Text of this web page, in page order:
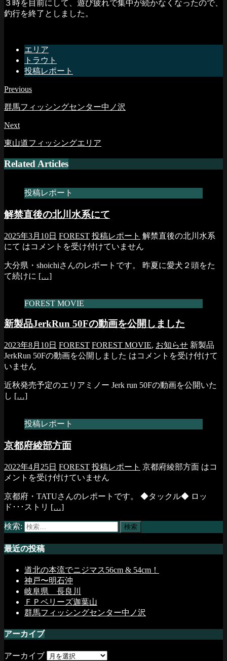
３時を目前にして、遊び疲れで集中が続かなくなったので、
釣行を終了としました。
エリア
トラウト
投稿レポート
Previous
群馬フィッシングセンター中ノ沢
Next
東山道フィッシングエリア
Related Articles
投稿レポート
解禁直後の北川水系にて
2025年3月10日 FOREST 投稿レポート 解禁直後の北川水系
にて はコメントを受け付けていません
大分県・shoichiさんのレポートです。 昨夏に愛犬２頭をた
て続けに […]
FOREST MOVIE
新製品JerkRun 50Fの動画を公開しました
2023年8月10日 FOREST FOREST MOVIE, お知らせ 新製品
JerkRun 50Fの動画を公開しました はコメントを受け付けて
いません
近秋発売予定のエリアミノー Jerk run 50Fの動画を公開いた
し […]
投稿レポート
京都府綾部方面
2022年4月25日 FOREST 投稿レポート 京都府綾部方面 はコ
メントを受け付けていません
京都府・TATUさんのレポートです。 ◆タックル◆ ロッ
ド･･･ストリ […]
検索:
最近の投稿
道北の本流でニジマス56cm & 54cm！
神戸〜明石沖
岐阜県 長良川
ＦＰベリーズ迦葉山
群馬フィッシングセンター中ノ沢
アーカイブ
アーカイブ